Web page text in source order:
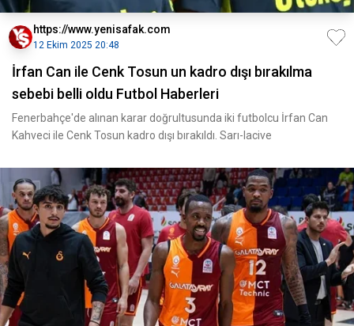
https://www.yenisafak.com
12 Ekim 2025 20:48
İrfan Can ile Cenk Tosun un kadro dışı bırakılma
sebebi belli oldu Futbol Haberleri
Fenerbahçe'de alınan karar doğrultusunda iki futbolcu İrfan Can
Kahveci ile Cenk Tosun kadro dışı bırakıldı. Sarı-lacive